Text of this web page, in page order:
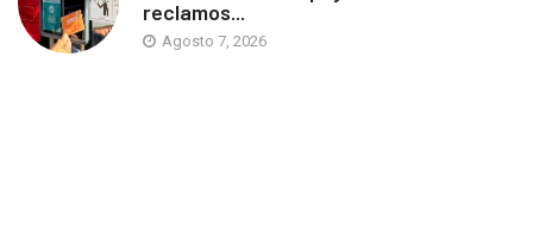
reclamos...
Agosto 7, 2026